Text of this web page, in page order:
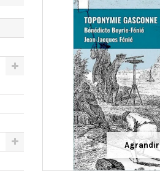
Agrandir